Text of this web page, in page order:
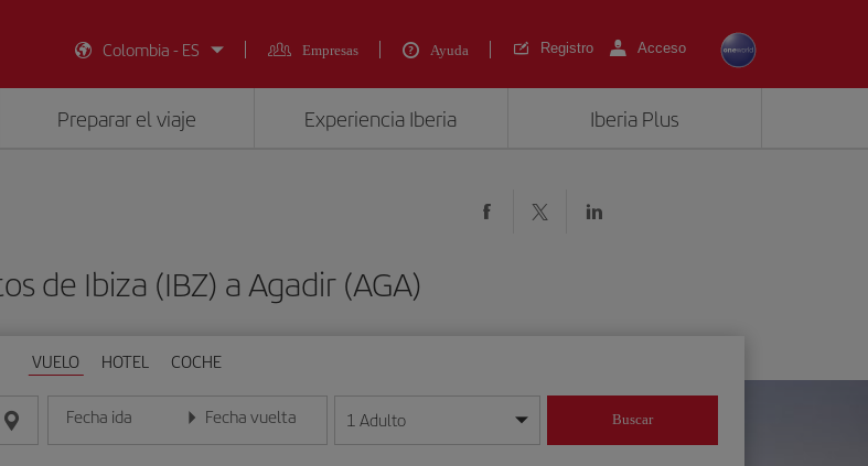
Colombia - ES
Empresas Ayuda Registro Acceso
Preparar el viaje Experiencia Iberia Iberia Plus
de Ibiza (IBZ) a Agadir (AGA)
VUELO HOTEL COCHE
Fecha ida
Introduce la fecha en formato día/mes/año
Fecha vuelta
Introduce la fecha en formato día/mes/año
1 Adulto Buscar